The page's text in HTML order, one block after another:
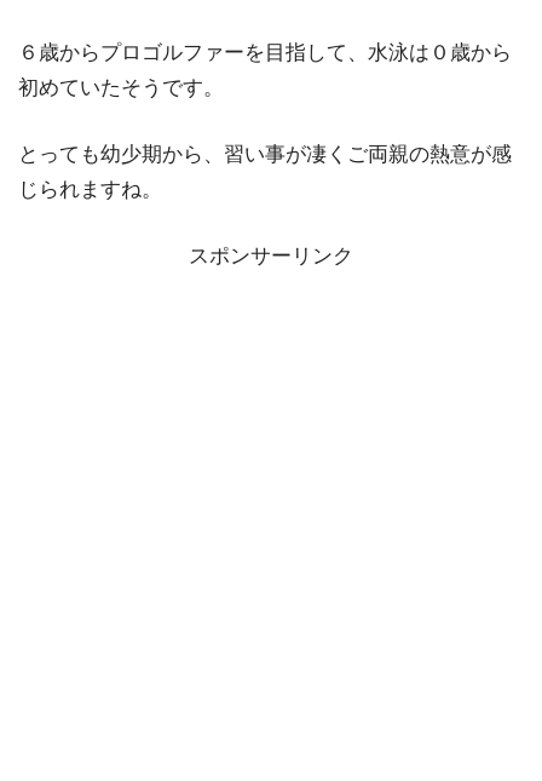
６歳からプロゴルファーを目指して、水泳は０歳から
初めていたそうです。
とっても幼少期から、習い事が凄くご両親の熱意が感
じられますね。
スポンサーリンク